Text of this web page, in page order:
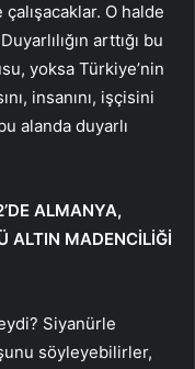
O halde
arttığı bu
yoksa Türkiye’nin
insanını, işçisini
alanda duyarlı
ALMANYA,
ALTIN ​​MADENCİLİĞİ
Siyanürle
söyleyebilirler,